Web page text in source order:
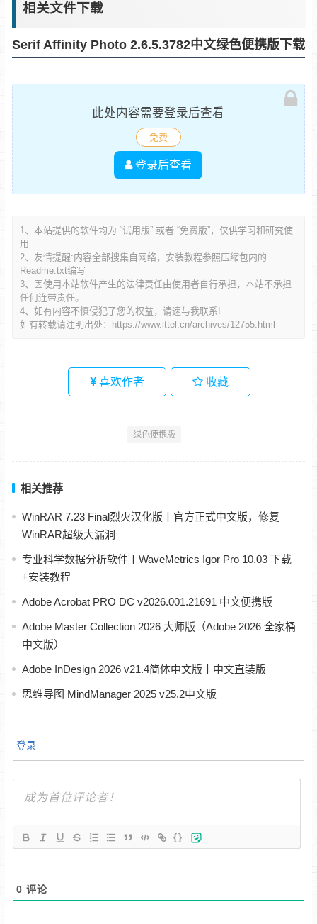
相关文件下载
Serif Affinity Photo 2.6.5.3782中文绿色便携版下载
此处内容需要登录后查看
免费
登录后查看
1、本站提供的软件均为 “试用版” 或者 “免费版”，仅供学习和研究使
用
2、友情提醒:内容全部搜集自网络，安装教程参照压缩包内的
Readme.txt编写
3、因使用本站软件产生的法律责任由使用者自行承担，本站不承担
任何连带责任。
4、如有内容不慎侵犯了您的权益，请速与我联系!
如有转载请注明出处：
https://www.ittel.cn/archives/12755.html
喜欢作者 收藏
绿色便携版
相关推荐
WinRAR 7.23 Final烈火汉化版丨官方正式中文版，修复
WinRAR超级大漏洞
专业科学数据分析软件丨WaveMetrics Igor Pro 10.03 下载
+安装教程
Adobe Acrobat PRO DC v2026.001.21691 中文便携版
Adobe Master Collection 2026 大师版（Adobe 2026 全家桶
中文版）
Adobe InDesign 2026 v21.4简体中文版丨中文直装版
思维导图 MindManager 2025 v25.2中文版
登录
{}
0 评论